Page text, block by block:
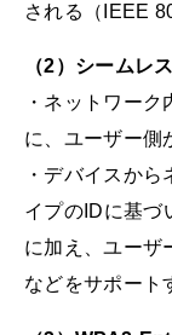
される（IEEE
（2）シームレ
・ネットワー
に、ユーザー側
・デバイスか
イプのIDに基づ
に加え、ユーザ
などをサポート